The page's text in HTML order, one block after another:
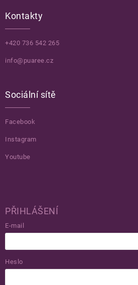
Kontakty
+420 736 542 265
info@puaree.cz
Sociální sítě
Facebook
Instagram
Youtube
PŘIHLÁŠENÍ
E-mail
Heslo